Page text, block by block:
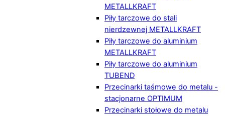
METALLKRAFT
Piły tarczowe do stali
nierdzewnej METALLKRAFT
Piły tarczowe do aluminium
METALLKRAFT
Piły tarczowe do aluminium
TUBEND
Przecinarki taśmowe do metalu -
stacjonarne OPTIMUM
Przecinarki stołowe do metalu